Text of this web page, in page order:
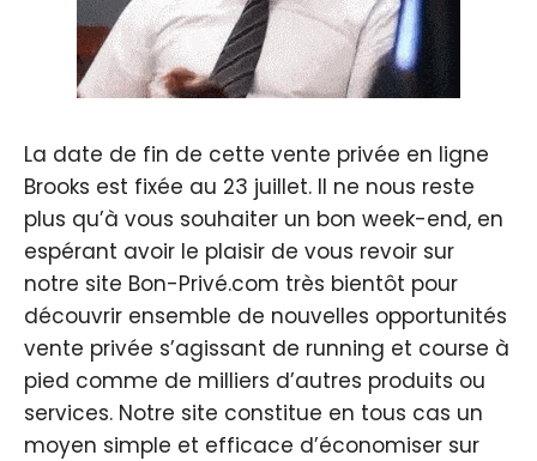
La date de fin de cette vente privée en ligne
Brooks est fixée au 23 juillet. Il ne nous reste
plus qu’à vous souhaiter un bon week-end, en
espérant avoir le plaisir de vous revoir sur
notre site Bon-Privé.com très bientôt pour
découvrir ensemble de nouvelles opportunités
vente privée s’agissant de running et course à
pied comme de milliers d’autres produits ou
services. Notre site constitue en tous cas un
moyen simple et efficace d’économiser sur